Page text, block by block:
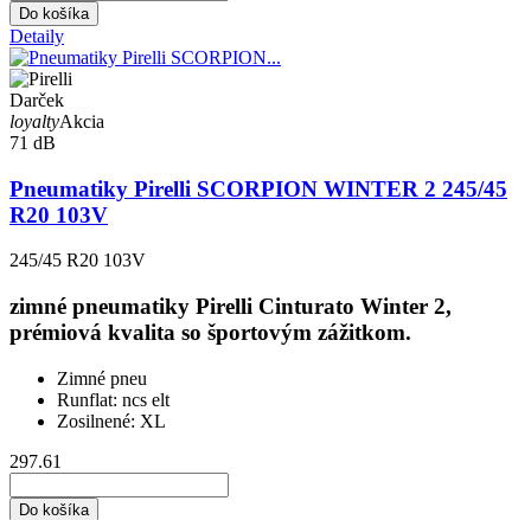
Do košíka
Detaily
Darček
loyaltyAkcia
71 dB
Pneumatiky Pirelli SCORPION WINTER 2 245/45
R20 103V
245/45 R20 103V
zimné pneumatiky Pirelli Cinturato Winter 2,
prémiová kvalita so športovým zážitkom.
Zimné pneu
Runflat: ncs elt
Zosilnené: XL
297.61
Do košíka